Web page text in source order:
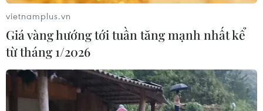
07/08/2026 06:46
Cần xử lý dứt điểm việc tập kết gỗ ở
hành lang an toàn giao thông Quốc
lộ 22B
07/08/2026 04:31
vietnamplus.vn
Giá vàng hướng tới tuần tăng mạnh nhất kể
từ tháng 1/2026